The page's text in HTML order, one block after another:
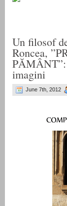
Un filosof
Roncea,
PĂMÂNT”:
imagini
June 7th, 2012